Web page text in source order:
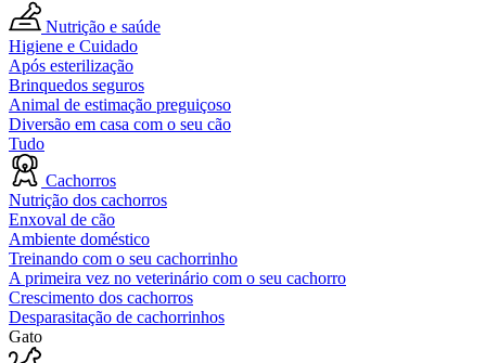
Nutrição e saúde
Higiene e Cuidado
Após esterilização
Brinquedos seguros
Animal de estimação preguiçoso
Diversão em casa com o seu cão
Tudo
Cachorros
Nutrição dos cachorros
Enxoval de cão
Ambiente doméstico
Treinando com o seu cachorrinho
A primeira vez no veterinário com o seu cachorro
Crescimento dos cachorros
Desparasitação de cachorrinhos
Gato